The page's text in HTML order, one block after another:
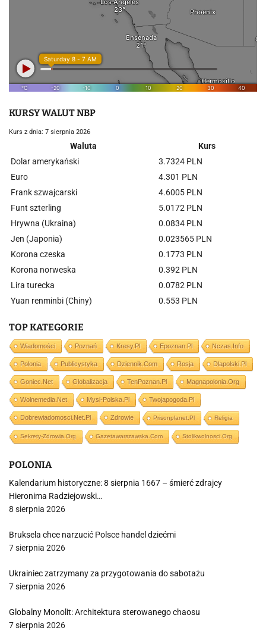
KURSY WALUT NBP
Kurs z dnia: 7 sierpnia 2026
Waluta
Kurs
Dolar amerykański
3.7324 PLN
Euro
4.301 PLN
Frank szwajcarski
4.6005 PLN
Funt szterling
5.0172 PLN
Hrywna (Ukraina)
0.0834 PLN
Jen (Japonia)
0.023565 PLN
Korona czeska
0.1773 PLN
Korona norweska
0.392 PLN
Lira turecka
0.0782 PLN
Yuan renminbi (Chiny)
0.553 PLN
TOP KATEGORIE
Wiadomości Poznań Kresy.pl Epoznan.pl Nczas.info
Polonia Publicystyka Dziennik.com Rosja Dlapolski.pl
Goniec.net Globalizacja TenPoznan.pl Magnapolonia.org
Wolnemedia.net Mysl-Polska.pl Twojapogoda.pl
Dobrewiadomosci.net.pl Zdrowie Prisonplanet.pl Religia
Sekrety-Zdrowia.org Gazetawarszawska.com Stolikwolnosci.org
POLONIA
Kalendarium historyczne: 8 sierpnia 1667 – śmierć zdrajcy
Hieronima Radziejowski…
8 sierpnia 2026
Bruksela chce narzucić Polsce handel dziećmi
7 sierpnia 2026
Ukrainiec zatrzymany za przygotowania do sabotażu
7 sierpnia 2026
Globalny Monolit: Architektura sterowanego chaosu
7 sierpnia 2026